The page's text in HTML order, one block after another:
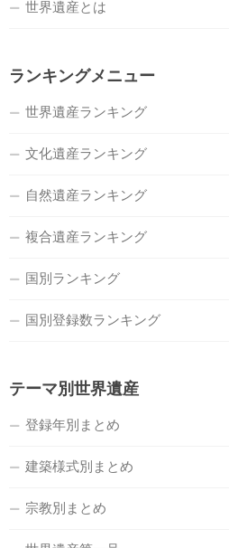
世界遺産とは
ランキングメニュー
世界遺産ランキング
文化遺産ランキング
自然遺産ランキング
複合遺産ランキング
国別ランキング
国別登録数ランキング
テーマ別世界遺産
登録年別まとめ
建築様式別まとめ
宗教別まとめ